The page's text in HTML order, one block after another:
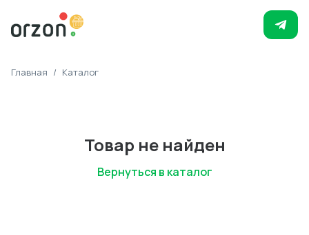
Главная / Каталог
Товар не найден
Вернуться в каталог